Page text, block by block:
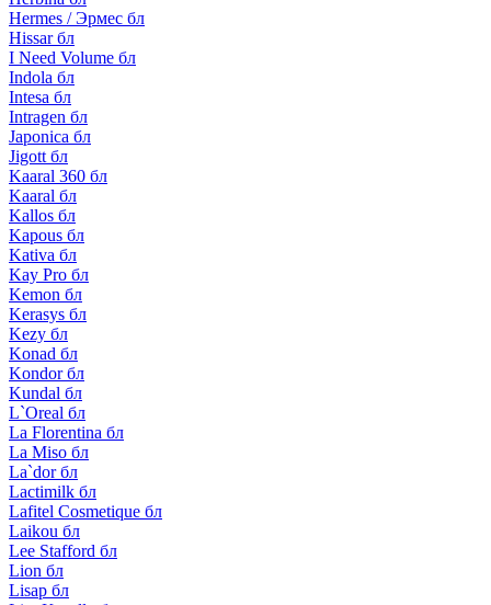
Hermes / Эрмес бл
Hissar бл
I Need Volume бл
Indola бл
Intesa бл
Intragen бл
Japonica бл
Jigott бл
Kaaral 360 бл
Kaaral бл
Kallos бл
Kapous бл
Kativa бл
Kay Pro бл
Kemon бл
Kerasys бл
Kezy бл
Konad бл
Kondor бл
Kundal бл
L`Oreal бл
La Florentina бл
La Miso бл
La`dor бл
Lactimilk бл
Lafitel Cosmetique бл
Laikou бл
Lee Stafford бл
Lion бл
Lisap бл